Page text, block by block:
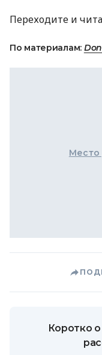
Переходите и
По материалам:
Коротко о